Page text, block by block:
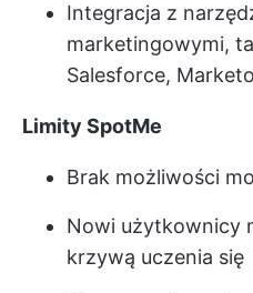
Integracja z
marketingowymi,
Salesforce,
Limity SpotMe
Brak możliwości
Nowi użytkownicy
krzywą uczenia się